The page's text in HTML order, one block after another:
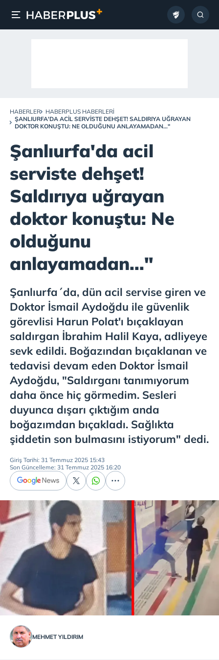
HABERLER
HABERPLUS HABERLERI
ŞANLIURFA'DA ACIL SERVISTE DEHŞET! SALDIRIYA UĞRAYAN
DOKTOR KONUŞTU: NE OLDUĞUNU ANLAYAMADAN..."
Şanlıurfa'da acil
serviste dehşet!
Saldırıya uğrayan
doktor konuştu: Ne
olduğunu
anlayamadan..."
Şanlıurfa´da, dün acil servise giren ve
Doktor İsmail Aydoğdu ile güvenlik
görevlisi Harun Polat'ı bıçaklayan
saldırgan İbrahim Halil Kaya, adliyeye
sevk edildi. Boğazından bıçaklanan ve
tedavisi devam eden Doktor İsmail
Aydoğdu, "Saldırganı tanımıyorum
daha önce hiç görmedim. Sesleri
duyunca dışarı çıktığım anda
boğazımdan bıçakladı. Sağlıkta
şiddetin son bulmasını istiyorum" dedi.
Giriş Tarihi: 31 Temmuz 2025 15:43
Son Güncelleme: 31 Temmuz 2025 16:20
MEHMET YILDIRIM